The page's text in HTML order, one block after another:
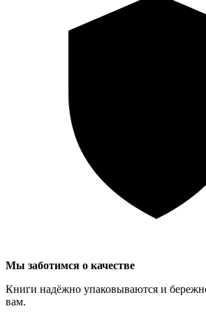
Мы заботимся о качестве
Книги надёжно упаковываются и
вам.